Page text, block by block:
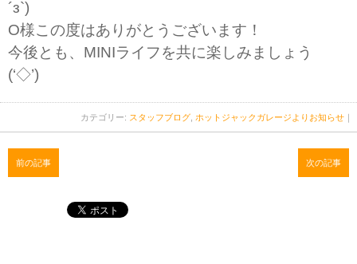
´з`)
O様この度はありがとうございます！
今後とも、MINIライフを共に楽しみましょう
(‘◇’)ゞ
カテゴリー: スタッフブログ ホットジャックガレージよりお知らせ ｜
前の記事 次の記事